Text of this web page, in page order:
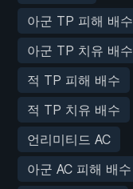
아군 TP 피해 배수
아군 TP 치유 배수
적 TP 피해 배수
적 TP 치유 배수
언리미티드 AC
아군 AC 피해 배수